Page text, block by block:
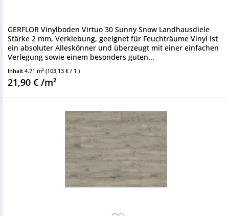
GERFLOR Vinylboden Virtuo 30 Sunny Snow Landhausdiele
Stärke 2 mm, Verklebung, geeignet für Feuchträume Vinyl ist
ein absoluter Alleskönner und überzeugt mit einer einfachen
Verlegung sowie einem besonders guten...
Inhalt 4.71 m² (103,13 € / 1 )
21,90 € /m²